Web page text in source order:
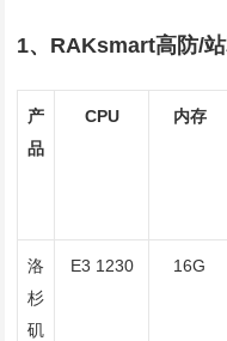
1、RAKsmart高防/
产
品
CPU 内存
洛
杉
矶
E3 1230 16G